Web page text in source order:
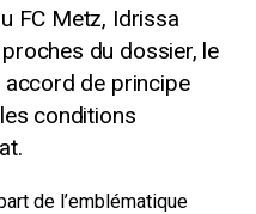
FC Metz, Idrissa
du dossier, le
accord de principe
conditions
de l’emblématique